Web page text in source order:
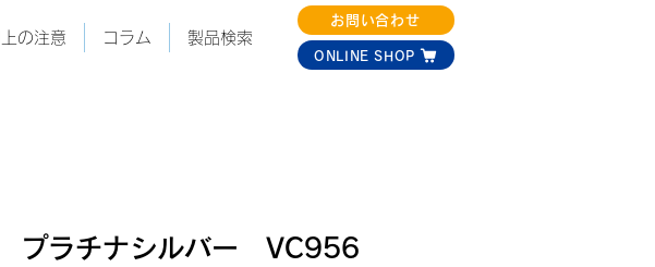
の注意 コラム 製品検索
お問い合わせ
ONLINE SHOP
プラチナシルバー VC956